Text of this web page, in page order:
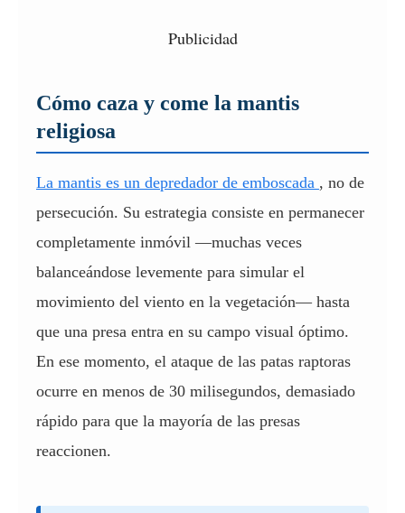
Publicidad
Cómo caza y come la mantis
religiosa
La mantis es un depredador de emboscada , no de
persecución. Su estrategia consiste en permanecer
completamente inmóvil —muchas veces
balanceándose levemente para simular el
movimiento del viento en la vegetación— hasta
que una presa entra en su campo visual óptimo.
En ese momento, el ataque de las patas raptoras
ocurre en menos de 30 milisegundos, demasiado
rápido para que la mayoría de las presas
reaccionen.